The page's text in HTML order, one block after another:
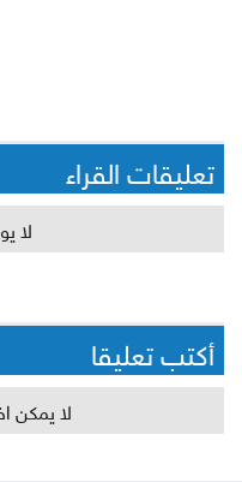
تعليقات القراء
لا
أكتب تعليقا
لا يمكن